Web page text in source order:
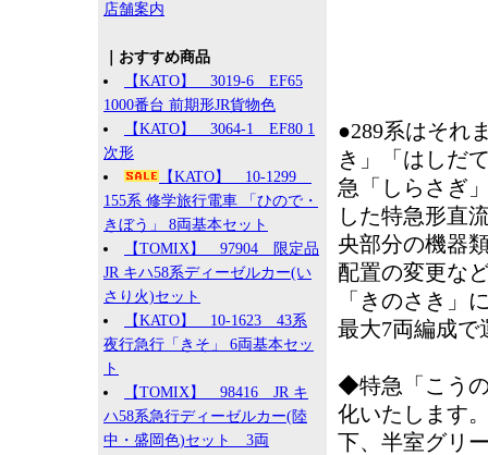
店舗案内
｜おすすめ商品
【KATO】 3019-6 EF65
1000番台 前期形JR貨物色
【KATO】 3064-1 EF80 1
次形
【KATO】 10-1299
155系 修学旅行電車 「ひので・
きぼう」 8両基本セット
【TOMIX】 97904 限定品
JR キハ58系ディーゼルカー(い
さり火)セット
【KATO】 10-1623 43系
夜行急行「きそ」 6両基本セッ
ト
【TOMIX】 98416 JR キ
ハ58系急行ディーゼルカー(陸
中・盛岡色)セット 3両
●289系はそれ
き」「はしだ
急「しらさぎ
した特急形直
央部分の機器
配置の変更な
「きのさき」
最大7両編成で
◆特急「こう
化いたします
下、半室グリ